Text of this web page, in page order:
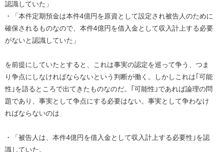
認識していた」
・「本件定期預金は本件4億円を原資として設定され被告人のために
確保されるものなので、本件4億円を借入金として収入計上する必要
がないと認識していた」
を前提にしていたとすると、これは事実の認定を巡って争う、つま
り争点にしなければならないという判断が働く。しかしこれは｢可能
性｣を語るところで出てきたものなのだ。｢可能性｣であれば論理の問
題であり、事実として争点にする必要はない。事実として争わなけ
ればならないのは
・「被告人は、本件4億円を借入金として収入計上する必要性｣を認
識していた。